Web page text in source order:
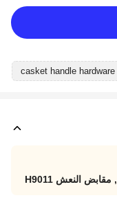
casket handle hardware
, مقابض النعش H9011